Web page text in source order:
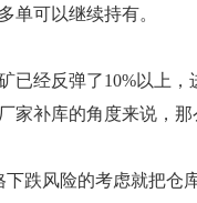
单可以继续持有。
经反弹了10%以上，
家补库的角度来说，那
风险的考虑就把仓